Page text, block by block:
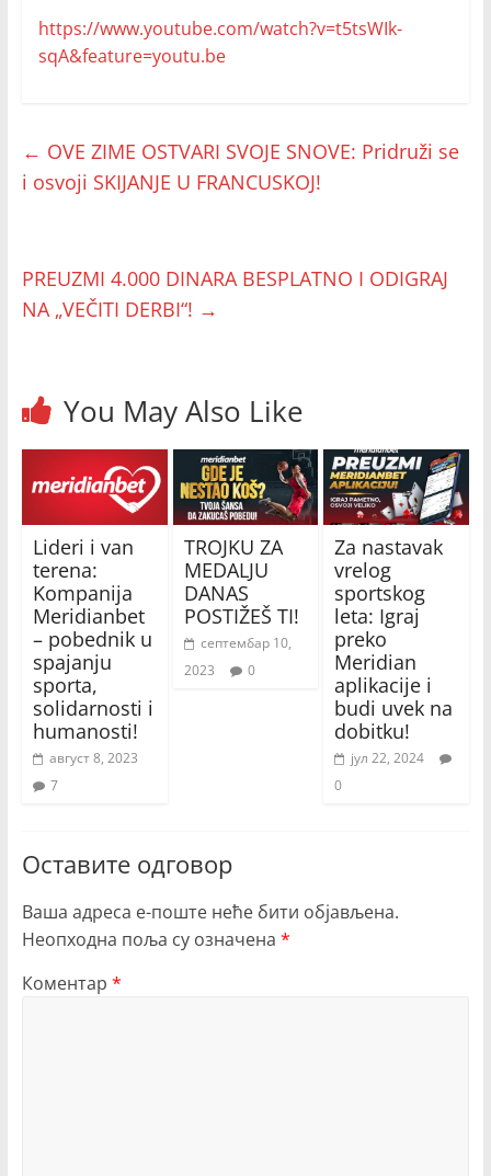
https://www.youtube.com/watch?v=t5tsWIk-
sqA&feature=youtu.be
← OVE ZIME OSTVARI SVOJE SNOVE: Pridruži se
i osvoji SKIJANJE U FRANCUSKOJ!
PREUZMI 4.000 DINARA BESPLATNO I ODIGRAJ
NA „VEČITI DERBI“! →
You May Also Like
Lideri i van
terena:
Kompanija
Meridianbet
– pobednik u
spajanju
sporta,
solidarnosti i
humanosti!
август 8, 2023
7
TROJKU ZA
MEDALJU
DANAS
POSTIŽEŠ TI!
септембар 10,
2023
0
Za nastavak
vrelog
sportskog
leta: Igraj
preko
Meridian
aplikacije i
budi uvek na
dobitku!
јул 22, 2024
0
Оставите одговор
Ваша адреса е-поште неће бити објављена.
Неопходна поља су означена *
Коментар *